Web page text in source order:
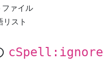
ァイル
リスト
cSpell:ignore